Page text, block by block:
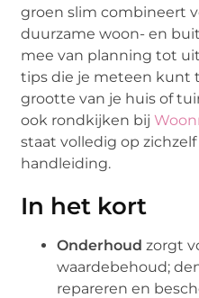
groen slim combineert
duurzame woon- en
mee van planning tot
tips die je meteen kunt
grootte van je huis of
ook rondkijken bij
staat volledig op
handleiding.
In het kort
Onderhoud zorgt
waardebehoud;
repareren en